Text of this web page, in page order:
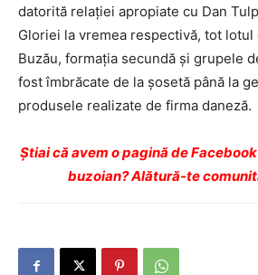
datorită relaţiei apropiate cu Dan
Gloriei la vremea respectivă, tot
Buzău, formaţia secundă şi grupele
fost îmbrăcate de la şosetă până la
produsele realizate de firma daneză.
Ştiai că avem o pagină de
buzoian? Alătură-te